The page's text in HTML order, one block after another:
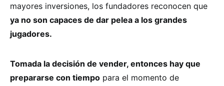
mayores inversiones, los fundadores reconocen que
ya no son capaces de dar pelea a los grandes
jugadores.
Tomada la decisión de vender, entonces hay que
prepararse con tiempo para el momento de